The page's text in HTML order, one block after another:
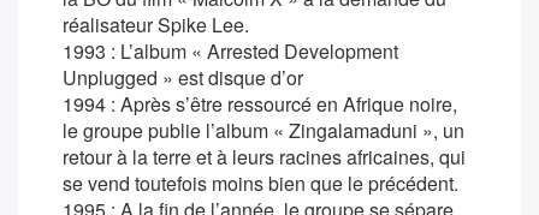
réalisateur Spike Lee.
1993 : L’album « Arrested Development
Unplugged » est disque d’or
1994 : Après s’être ressourcé en Afrique noire,
le groupe publie l’album « Zingalamaduni », un
retour à la terre et à leurs racines africaines, qui
se vend toutefois moins bien que le précédent.
1995 : A la fin de l’année, le groupe se sépare.